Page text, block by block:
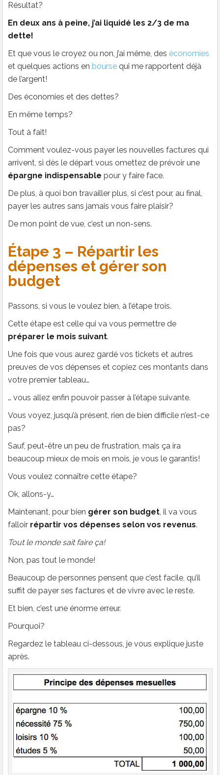
Résultat?
En deux ans à peine, j’ai liquidé les 2/3 de ma
dette!
Et que vous le croyez ou non, j’ai même, des économies
et quelques actions en bourse qui me rapportent déjà
de l’argent!
Des économies et des dettes?
En même temps?
Tout à fait!
Comment voulez-vous payer les nouvelles factures qui
arrivent, si dès le départ vous omettez de prévoir une
épargne indispensable pour y faire face.
De plus, à quoi bon travailler plus, si c’est pour, au final,
payer les autres sans jamais vous faire plaisir?
De mon point de vue, c’est un non-sens.
Étape 3 – Répartir les
dépenses et gérer son
budget
Passons, si vous le voulez bien, à l’étape trois.
Cette étape est celle qui va vous permettre de
préparer le mois suivant.
Une fois que vous aurez gardé vos tickets et autres
preuves de vos dépenses et copiez ces montants dans
votre premier tableau…
… vous allez enfin pouvoir passer à l’étape suivante.
Vous voyez, jusqu’à présent, rien de bien difficile n’est-ce
pas?
Sauf, peut-être un peu de frustration, mais ça ira
beaucoup mieux de mois en mois, je vous le garantis!
Vous voulez connaître cette étape?
Ok, allons-y…
Maintenant, pour bien gérer son budget, il va vous
falloir répartir vos dépenses selon vos revenus.
Tout le monde sait faire ça!
Non, pas tout le monde!
Beaucoup de personnes pensent que c’est facile, qu’il
suffit de payer ses factures et de vivre avec le reste.
Et bien, c’est une énorme erreur.
Pourquoi?
Regardez le tableau ci-dessous, je vous explique juste
après.